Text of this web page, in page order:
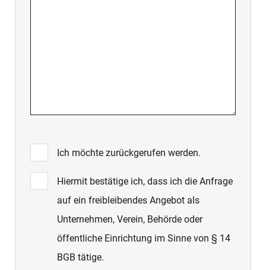
Ich möchte zurückgerufen werden.
Hiermit bestätige ich, dass ich die Anfrage
auf ein freibleibendes Angebot als
Unternehmen, Verein, Behörde oder
öffentliche Einrichtung im Sinne von § 14
BGB tätige.